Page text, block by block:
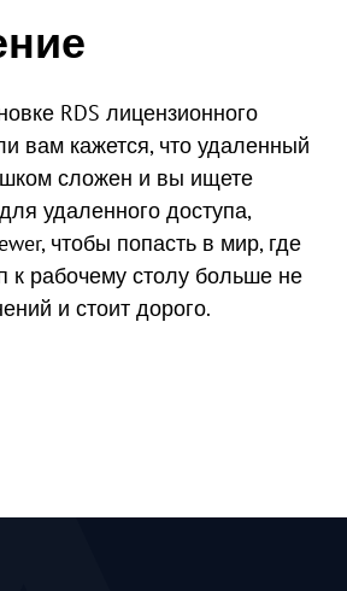
RDS лицензионного
вам кажется, что удаленный
сложен и вы ищете
удаленного доступа,
чтобы попасть в мир, где
к рабочему столу больше не
и стоит дорого.